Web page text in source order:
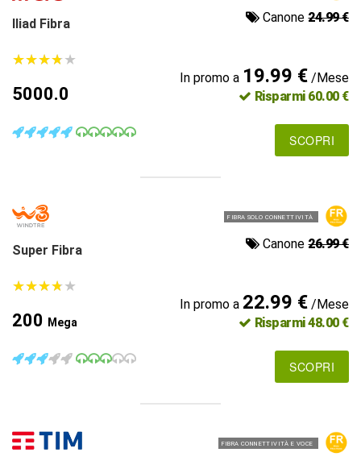
Iliad Fibra Canone24.99 €
★★★★★
★★★★★
5000.0
In promo a 19.99 €/Mese
Risparmi 60.00 €
SCOPRI
FIBRA SOLO CONNETTIVITÀ
Super Fibra Canone26.99 €
★★★★★
★★★★★
200 Mega
In promo a 22.99 €/Mese
Risparmi 48.00 €
SCOPRI
FIBRA CONNETTIVITÀ E VOCE